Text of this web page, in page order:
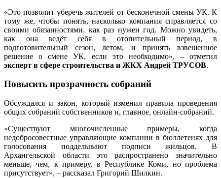
«Это позволит уберечь жителей от бесконечной смены УК. К
тому же, чтобы понять, насколько компания справляется со
своими обязанностями, как раз нужен год. Можно увидеть,
как она ведёт себя в отопительный период, в
подготовительный сезон, летом, и принять взвешенное
решение о смене УК, если это необходимо», – отметил
эксперт в сфере строительства и ЖКХ Андрей ТРУСОВ.
Повысить прозрачность собраний
Обсуждался и закон, который изменил правила проведения
общих собраний собственников и, главное, онлайн-собраний.
«Существуют многочисленные примеры, когда
недобросовестные управляющие компании в бюллетенях для
голосования подделывают подписи жильцов. В
Архангельской области это распространено значительно
меньше, чем, к примеру, в Республике Коми, но проблема
присутствует», – рассказал Григорий Шилкин.